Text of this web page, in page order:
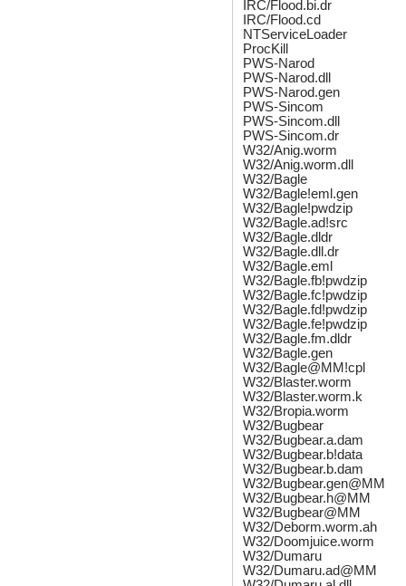
IRC/Flood.bi.dr
IRC/Flood.cd
NTServiceLoader
ProcKill
PWS-Narod
PWS-Narod.dll
PWS-Narod.gen
PWS-Sincom
PWS-Sincom.dll
PWS-Sincom.dr
W32/Anig.worm
W32/Anig.worm.dll
W32/Bagle
W32/Bagle!eml.gen
W32/Bagle!pwdzip
W32/Bagle.ad!src
W32/Bagle.dldr
W32/Bagle.dll.dr
W32/Bagle.eml
W32/Bagle.fb!pwdzip
W32/Bagle.fc!pwdzip
W32/Bagle.fd!pwdzip
W32/Bagle.fe!pwdzip
W32/Bagle.fm.dldr
W32/Bagle.gen
W32/Bagle@MM!cpl
W32/Blaster.worm
W32/Blaster.worm.k
W32/Bropia.worm
W32/Bugbear
W32/Bugbear.a.dam
W32/Bugbear.b!data
W32/Bugbear.b.dam
W32/Bugbear.gen@MM
W32/Bugbear.h@MM
W32/Bugbear@MM
W32/Deborm.worm.ah
W32/Doomjuice.worm
W32/Dumaru
W32/Dumaru.ad@MM